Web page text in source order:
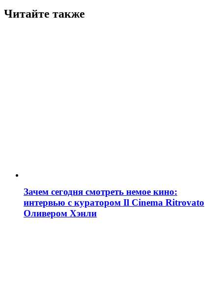
Читайте также
Зачем сегодня смотреть немое кино:
интервью с куратором Il Cinema Ritrovato
Оливером Хэнли